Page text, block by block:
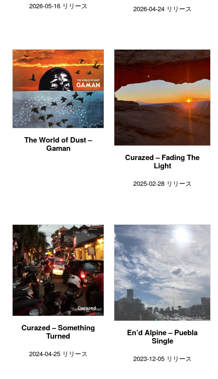
2026-05-16 リリース 2026-04-24 リリース
The World of Dust –
Gaman
Curazed – Fading The
Light
2025-02-28 リリース
Curazed – Something
Turned
2024-04-25 リリース
En’d Alpine – Puebla
Single
2023-12-05 リリース